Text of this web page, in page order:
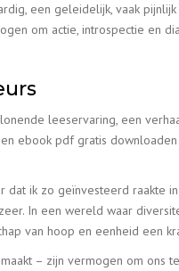
een geleidelijk, vaak
om actie, introspectie en
leeservaring, een
ebook pdf gratis
ik zo geïnvesteerd raakte
In een wereld waar
van hoop en eenheid een
– zijn vermogen om